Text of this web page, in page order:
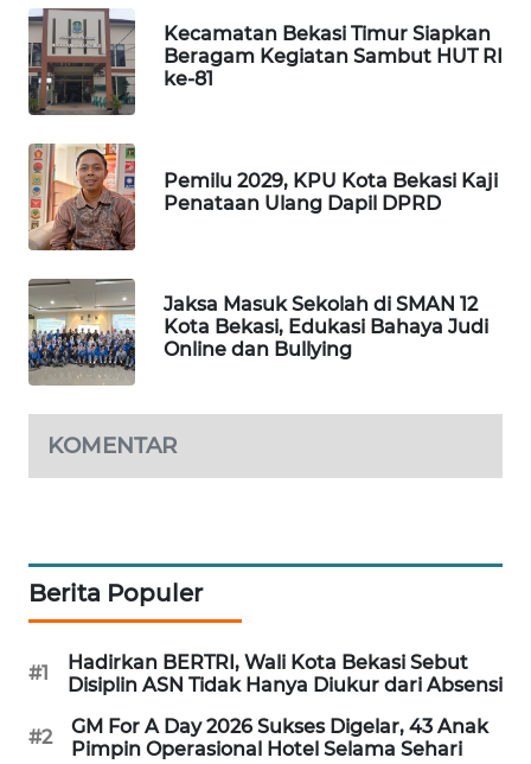
Kecamatan Bekasi Timur Siapkan
Beragam Kegiatan Sambut HUT RI
ke-81
Pemilu 2029, KPU Kota Bekasi Kaji
Penataan Ulang Dapil DPRD
Jaksa Masuk Sekolah di SMAN 12
Kota Bekasi, Edukasi Bahaya Judi
Online dan Bullying
KOMENTAR
Berita Populer
#1
Hadirkan BERTRI, Wali Kota Bekasi Sebut
Disiplin ASN Tidak Hanya Diukur dari Absensi
#2
GM For A Day 2026 Sukses Digelar, 43 Anak
Pimpin Operasional Hotel Selama Sehari
METRO
MEDAN
NEWS
METRO
JAKARTA
NEWS
KRT
NEWS
KARING
JURNAL
MARITIM
NEWS
NEWS
FISUELRI
ID